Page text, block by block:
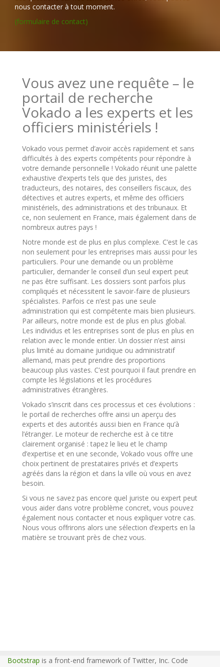
nous contacter à tout moment.
(formulaire de contact)
Vous avez une requête – le
portail de recherche
Vokado a les experts et les
officiers ministériels !
Vokado vous permet d’avoir accès rapidement et sans
difficultés à des experts compétents pour répondre à
votre demande personnelle ! Vokado réunit une palette
exhaustive d’experts tels que des juristes, des
traducteurs, des notaires, des conseillers fiscaux, des
détectives et autres experts, et même des officiers
ministériels, des administrations et des tribunaux. Et
ce, non seulement en France, mais également dans de
nombreux autres pays !
Notre monde est de plus en plus complexe. C’est le cas
non seulement pour les entreprises mais aussi pour les
particuliers. Pour une demande ou un problème
particulier, demander le conseil d’un seul expert peut
ne pas être suffisant. Les dossiers sont parfois plus
compliqués et nécessitent le savoir-faire de plusieurs
spécialistes. Parfois ce n’est pas une seule
administration qui est compétente mais bien plusieurs.
Par ailleurs, notre monde est de plus en plus global.
Les individus et les entreprises sont de plus en plus en
relation avec le monde entier. Un dossier n’est ainsi
plus limité au domaine juridique ou administratif
allemand, mais peut prendre des proportions
beaucoup plus vastes. C’est pourquoi il faut prendre en
compte les législations et les procédures
administratives étrangères.
Vokado s’inscrit dans ces processus et ces évolutions :
le portail de recherches offre ainsi un aperçu des
experts et des autorités aussi bien en France qu’à
l’étranger. Le moteur de recherche est à ce titre
clairement organisé : tapez le lieu et le champ
d’expertise et en une seconde, Vokado vous offre une
choix pertinent de prestataires privés et d’experts
agréés dans la région et dans la ville où vous en avez
besoin.
Si vous ne savez pas encore quel juriste ou expert peut
vous aider dans votre problème concret, vous pouvez
également nous contacter et nous expliquer votre cas.
Nous vous offrirons alors une sélection d’experts en la
matière se trouvant près de chez vous.
Bootstrap is a front-end framework of Twitter, Inc. Code